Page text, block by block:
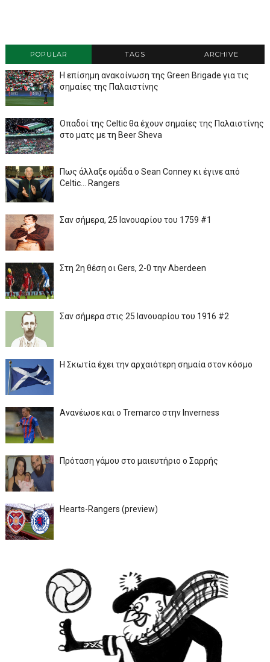
POPULAR TAGS ARCHIVE
Η επίσημη ανακοίνωση της Green Brigade για τις
σημαίες της Παλαιστίνης
Οπαδοί της Celtic θα έχουν σημαίες της Παλαιστίνης
στο ματς με τη Beer Sheva
Πως άλλαξε ομάδα ο Sean Conney κι έγινε από
Celtic... Rangers
Σαν σήμερα, 25 Ιανουαρίου του 1759 #1
Στη 2η θέση οι Gers, 2-0 την Aberdeen
Σαν σήμερα στις 25 Ιανουαρίου του 1916 #2
Η Σκωτία έχει την αρχαιότερη σημαία στον κόσμο
Ανανέωσε και ο Tremarco στην Inverness
Πρόταση γάμου στο μαιευτήριο ο Σαρρής
Hearts-Rangers (preview)